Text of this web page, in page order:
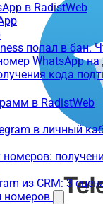
в RadistWeb
попал в бан.
WhatsApp на
кода
в RadistWeb
в личный
из CRM: 3
номеров